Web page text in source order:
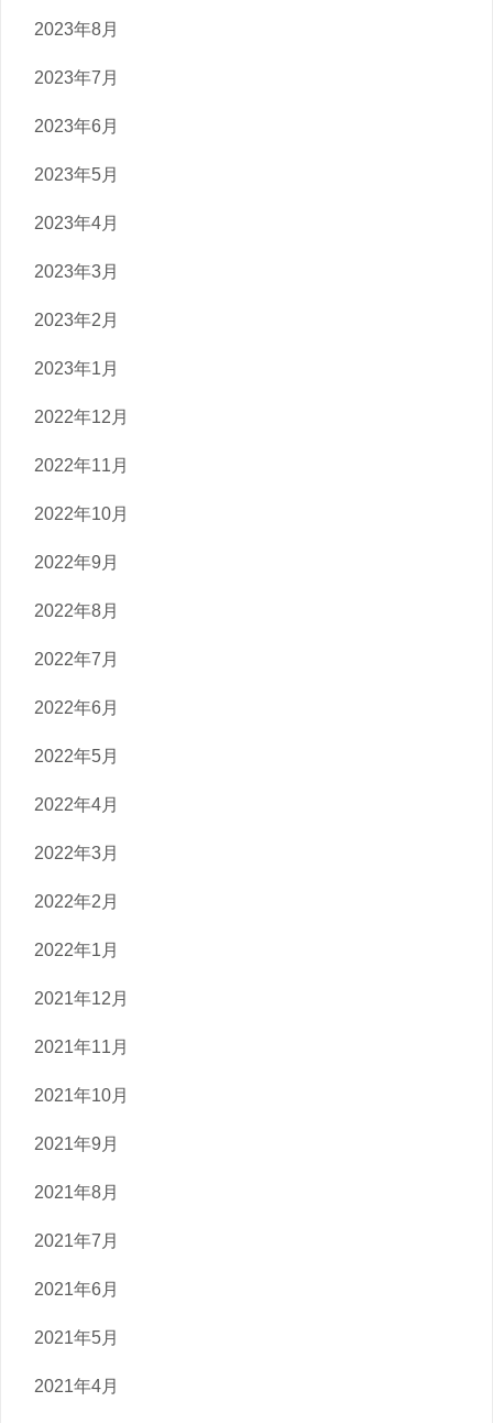
2023年8月
2023年7月
2023年6月
2023年5月
2023年4月
2023年3月
2023年2月
2023年1月
2022年12月
2022年11月
2022年10月
2022年9月
2022年8月
2022年7月
2022年6月
2022年5月
2022年4月
2022年3月
2022年2月
2022年1月
2021年12月
2021年11月
2021年10月
2021年9月
2021年8月
2021年7月
2021年6月
2021年5月
2021年4月